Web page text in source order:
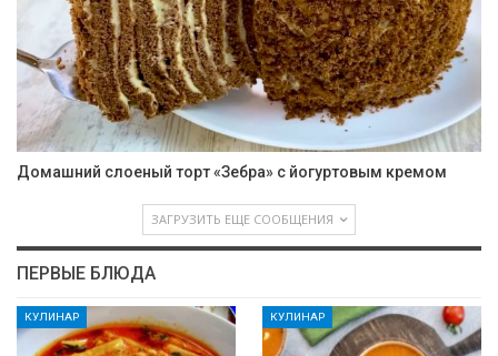
Домашний слоеный торт «Зебра» с йогуртовым кремом
ЗАГРУЗИТЬ ЕЩЕ СООБЩЕНИЯ
ПЕРВЫЕ БЛЮДА
КУЛИНАР КУЛИНАР